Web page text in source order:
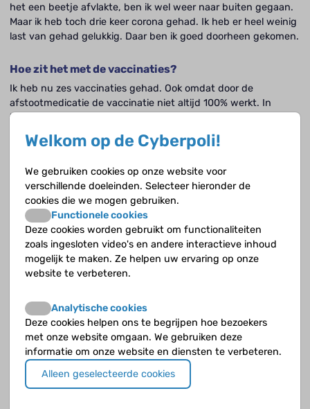
het een beetje afvlakte, ben ik wel weer naar buiten gegaan.
Maar ik heb toch drie keer corona gehad. Ik heb er heel weinig
last van gehad gelukkig. Daar ben ik goed doorheen gekomen.
Hoe zit het met de vaccinaties?
Ik heb nu zes vaccinaties gehad. Ook omdat door de
afstootmedicatie de vaccinatie niet altijd 100% werkt. In
hoeverre het geholpen heeft, weet ik niet, maar ik ben niet
heel ziek geworden. Misschien was het anders gelopen als dat
niet zo geweest was.
Hoe is het verder met je leven?
Ik heb sinds tweeëneenhalf jaar een vriend. Voor mijn
transplantatie ben ik een tijdje alleen geweest. Ik heb toen
wel nog even verkering gehad, maar dat ging uit omdat hij
ver weg woonde en ik steeds zieker werd. Mijn energie ging
meer uit naar overleven. Het was een beetje een kalverliefde.
verder dan die dag wil gaan?
Dat klopt. Ik ben wel wat rustiger geworden. Na mijn
transplantatie had ik haast, ik wilde niks missen. Dingen die ik
wilde, wilde het liefst zo snel mogelijk doen, want stel je voor
dat het minder wordt. Veel dingen heb ik al gedaan, ik wilde
vooral veel reizen. Dat heeft me een soort rust gegeven.
Welkom op de Cyberpoli!
We gebruiken cookies op onze website voor
verschillende doeleinden. Selecteer hieronder de
cookies die we mogen gebruiken.
Functionele cookies
Deze cookies worden gebruikt om functionaliteiten
zoals ingesloten video's en andere interactieve inhoud
mogelijk te maken. Ze helpen uw ervaring op onze
website te verbeteren.
Analytische cookies
Deze cookies helpen ons te begrijpen hoe bezoekers
met onze website omgaan. We gebruiken deze
informatie om onze website en diensten te verbeteren.
Alleen geselecteerde cookies